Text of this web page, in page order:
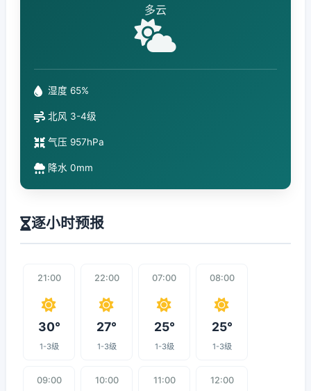
多云
湿度 65%
北风 3-4级
气压 957hPa
降水 0mm
逐小时预报
21:00
30°
1-3级
22:00
27°
1-3级
07:00
25°
1-3级
08:00
25°
1-3级
09:00 10:00 11:00 12:00